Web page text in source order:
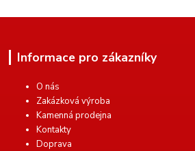
Informace pro zákazníky
O nás
Zakázková výroba
Kamenná prodejna
Kontakty
Doprava